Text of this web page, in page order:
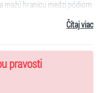
mažú hranicu medzi pódiom
technických možností
stranu ju dávajú do
z všedného života. ich
širokej verejnosti tak aj
hudby.
Čítaj viac
pravosti